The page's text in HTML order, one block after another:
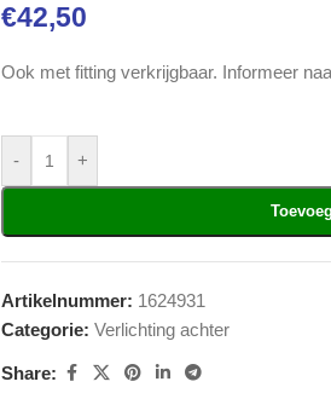
€42,50
Ook met fitting verkrijgbaar. Informeer
- +
Artikelnummer: 1624931
Categorie: Verlichting achter
Share: